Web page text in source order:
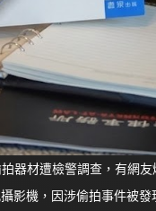
材遭檢警調查，有網友
影機，因涉偷拍事件被